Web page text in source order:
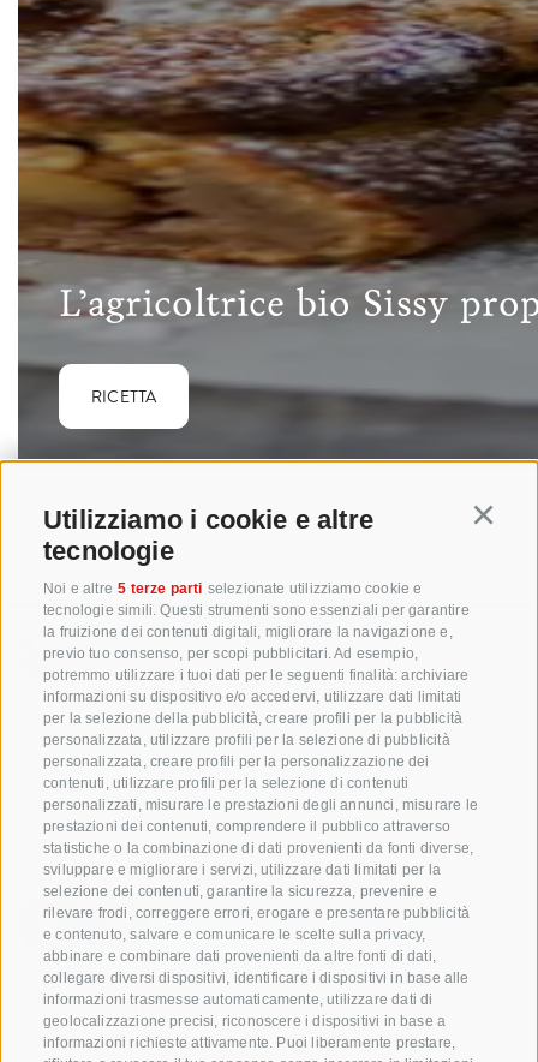
Utilizziamo i cookie e altre
tecnologie
Noi e altre 5 terze parti selezionate utilizziamo cookie e
tecnologie simili. Questi strumenti sono essenziali per garantire
la fruizione dei contenuti digitali, migliorare la navigazione e,
previo tuo consenso, per scopi pubblicitari. Ad esempio,
potremmo utilizzare i tuoi dati per le seguenti finalità: archiviare
informazioni su dispositivo e/o accedervi, utilizzare dati limitati
per la selezione della pubblicità, creare profili per la pubblicità
personalizzata, utilizzare profili per la selezione di pubblicità
personalizzata, creare profili per la personalizzazione dei
contenuti, utilizzare profili per la selezione di contenuti
personalizzati, misurare le prestazioni degli annunci, misurare le
prestazioni dei contenuti, comprendere il pubblico attraverso
statistiche o la combinazione di dati provenienti da fonti diverse,
sviluppare e migliorare i servizi, utilizzare dati limitati per la
selezione dei contenuti, garantire la sicurezza, prevenire e
rilevare frodi, correggere errori, erogare e presentare pubblicità
e contenuto, salvare e comunicare le scelte sulla privacy,
abbinare e combinare dati provenienti da altre fonti di dati,
collegare diversi dispositivi, identificare i dispositivi in base alle
informazioni trasmesse automaticamente, utilizzare dati di
geolocalizzazione precisi, riconoscere i dispositivi in base a
informazioni richieste attivamente. Puoi liberamente prestare,
L’agricoltrice bio Sissy
RICETTA
+39 0471 256 700
info@biosuedtirol.com
VOG Consorzio delle Cooperative Ortofrutticole
dell'Alto Adige Soc. Agricola Coop.
Via Jakobi 1A, 39018 Terlano, Alto Adige, Italia
www.vog.it
Domande e risposte
Le nostre varietá di mele
Ricette di mele